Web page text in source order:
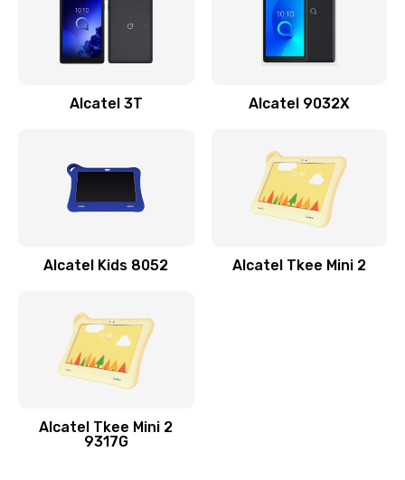
Alcatel 3T Alcatel 9032X
Alcatel Kids 8052 Alcatel Tkee Mini 2
Alcatel Tkee Mini 2
9317G